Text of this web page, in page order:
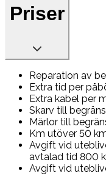
Priser
Reparation av
Extra tid per
Extra kabel per
Skarv till
Märlor till
Km utöver 50
Avgift vid
avtalad tid 800
Avgift vid